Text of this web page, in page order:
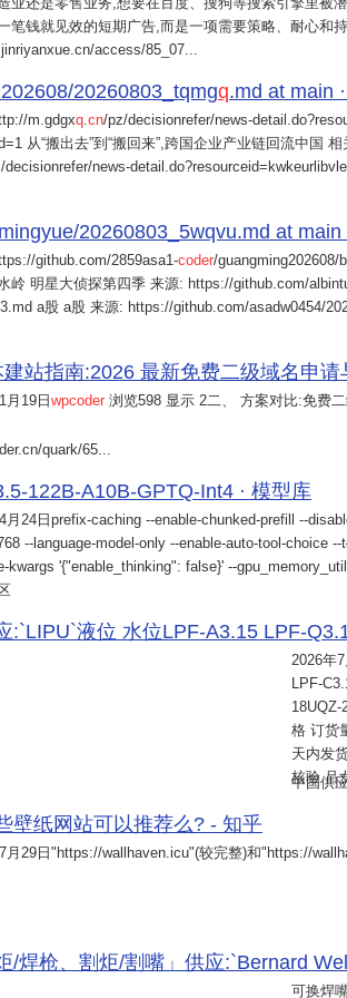
笔钱就见效的短期广告,而是一项需要策略、耐心和
access/85_07...
20260803_tqmgq.md at main
m.gdgxq cn/pz/decisionrefer/news-
从“搬出去”到“搬回来”,跨国企业产业链回流中国
news-
20260803_5wqvu.md at main
github.com/2859asa1-coder/guangming202608/
岭 明星大侦探第四季 来源: https://github.com/
a股 a股 来源: https://github.com/asadw0454/
站指南:2026 最新免费二级域名申
月19日wpcoder 浏览598 显示 2二、 方案对比:免费
quark/65...
122B-A10B-GPTQ-Int4 · 模型库
月24日prefix-caching --enable-chunked-prefill --
--language-model-only --enable-auto-tool-choice --
kwargs '{"enable_thinking": false}' --
:`LIPU`液位 水位LPF-A3.15 LPF-
2026年7
LPF-
格 订货
天内发
核验 吕
中国供
壁纸网站可以推荐么? - 知乎
月29日"https://wallhaven.icu"(较完整)和"https://
/焊枪、割炬/割嘴」供应:`Bernard
可换焊